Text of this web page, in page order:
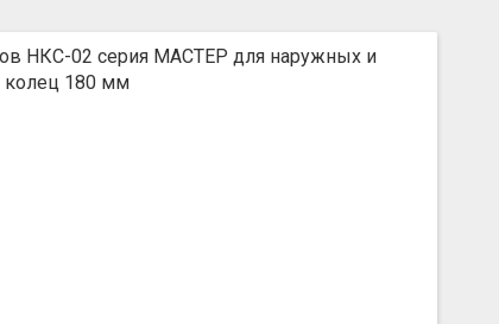
НКС-02 серия МАСТЕР для наружных и
колец 180 мм